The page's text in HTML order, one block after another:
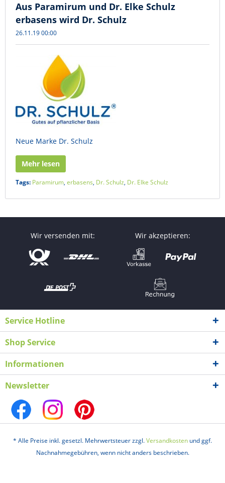
Aus Paramirum und Dr. Elke Schulz
erbasens wird Dr. Schulz
26.11.19 00:00
Neue Marke Dr. Schulz
Mehr lesen
Tags: Paramirum, erbasens, Dr. Schulz, Dr. Elke Schulz
Wir versenden mit: Wir akzeptieren:
Service Hotline
Shop Service
Informationen
Newsletter
* Alle Preise inkl. gesetzl. Mehrwertsteuer zzgl.Versandkosten und ggf.
Nachnahmegebühren, wenn nicht anders beschrieben.